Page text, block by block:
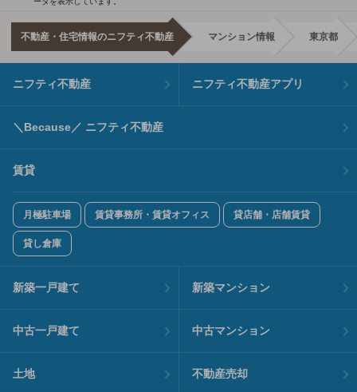
不動産・住宅情報のニフティ不動産 マンション情報 東京都
ニフティ不動産 ニフティ不動産アプリ
＼Because／ ニフティ不動産
賃貸
月極駐車場 賃貸事務所・賃貸オフィス 貸店舗・店舗賃貸
貸し倉庫
新築一戸建て 新築マンション
中古一戸建て 中古マンション
土地 不動産売却